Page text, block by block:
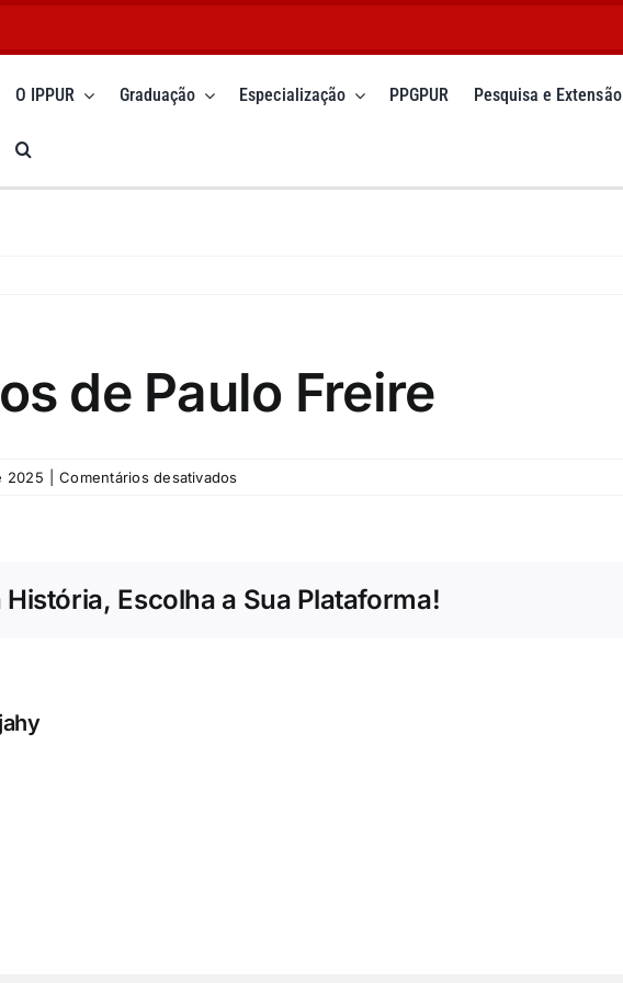
O IPPUR Graduação Especialização PPGPUR Pesquisa e Extensão
de Paulo Freire
2025 Comentários desativadosem
Freire
Escolha a Sua Plataforma!